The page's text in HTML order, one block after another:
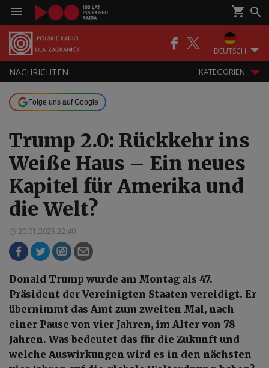
DEUTSCH
NACHRICHTEN KATEGORIEN
Folge uns auf Google
Trump 2.0: Rückkehr ins
Weiße Haus – Ein neues
Kapitel für Amerika und
die Welt?
20.01.2025 22:40
Donald Trump wurde am Montag als 47.
Präsident der Vereinigten Staaten vereidigt. Er
übernimmt das Amt zum zweiten Mal, nach
einer Pause von vier Jahren, im Alter von 78
Jahren. Was bedeutet das für die Zukunft und
welche Auswirkungen wird es in den nächsten